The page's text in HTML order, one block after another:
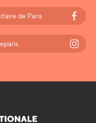
de Paris